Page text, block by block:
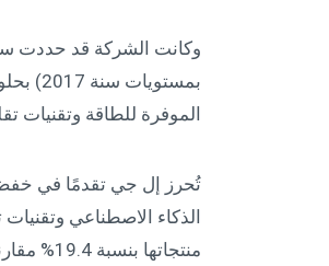
الموفرة للطاقة وتقنيات